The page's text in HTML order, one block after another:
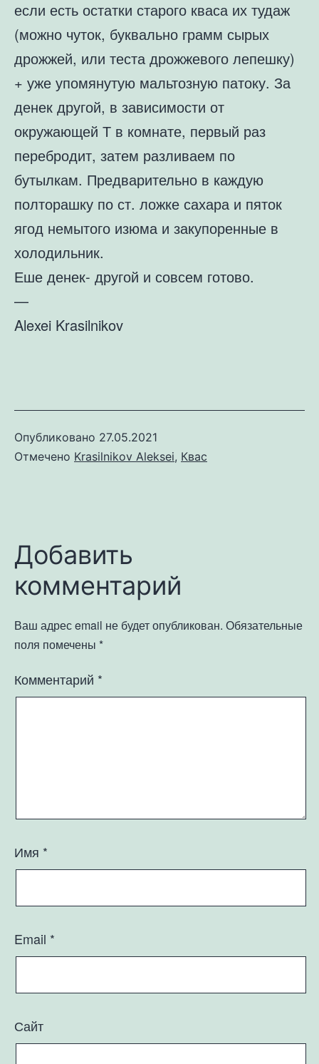
если есть остатки старого кваса их тудаж
(можно чуток, буквально грамм сырых
дрожжей, или теста дрожжевого лепешку)
+ уже упомянутую мальтозную патоку. За
денек другой, в зависимости от
окружающей Т в комнате, первый раз
перебродит, затем разливаем по
бутылкам. Предварительно в каждую
полторашку по ст. ложке сахара и пяток
ягод немытого изюма и закупоренные в
холодильник.
Еше денек- другой и совсем готово.
—
Alexei Krasilnikov
Опубликовано 27.05.2021
Отмечено Krasilnikov Aleksei, Квас
Добавить
комментарий
Ваш адрес email не будет опубликован. Обязательные
поля помечены *
Комментарий *
Имя *
Email *
Сайт